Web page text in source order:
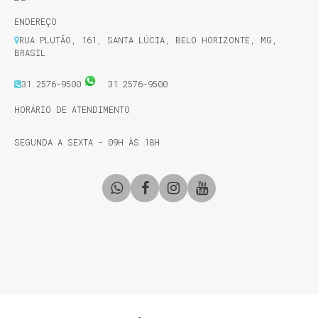
ENDEREÇO
RUA PLUTÃO
161 SANTA LÚCIA BELO HORIZONTE MG
BRASIL
31 2576-9500 31 2576-9500
HORÁRIO DE ATENDIMENTO
SEGUNDA A SEXTA - 09H ÀS 18H